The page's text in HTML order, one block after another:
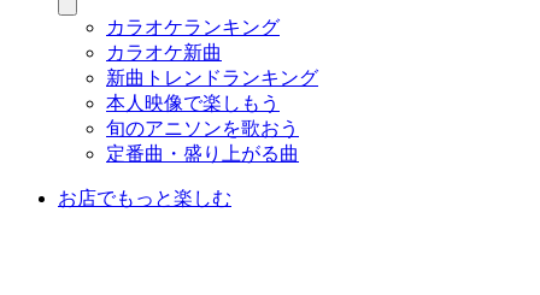
カラオケランキング
カラオケ新曲
新曲トレンドランキング
本人映像で楽しもう
旬のアニソンを歌おう
定番曲・盛り上がる曲
お店でもっと楽しむ